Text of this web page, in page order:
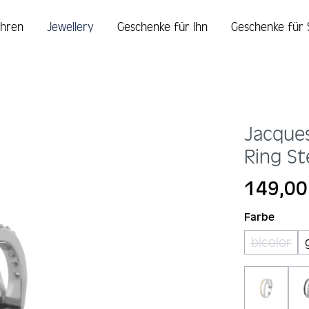
Jewellery Geschenke für Ihn Geschenke für
Ring
Regulärer
Farbe
bicolor
(Diese
Bicolor
(Diese